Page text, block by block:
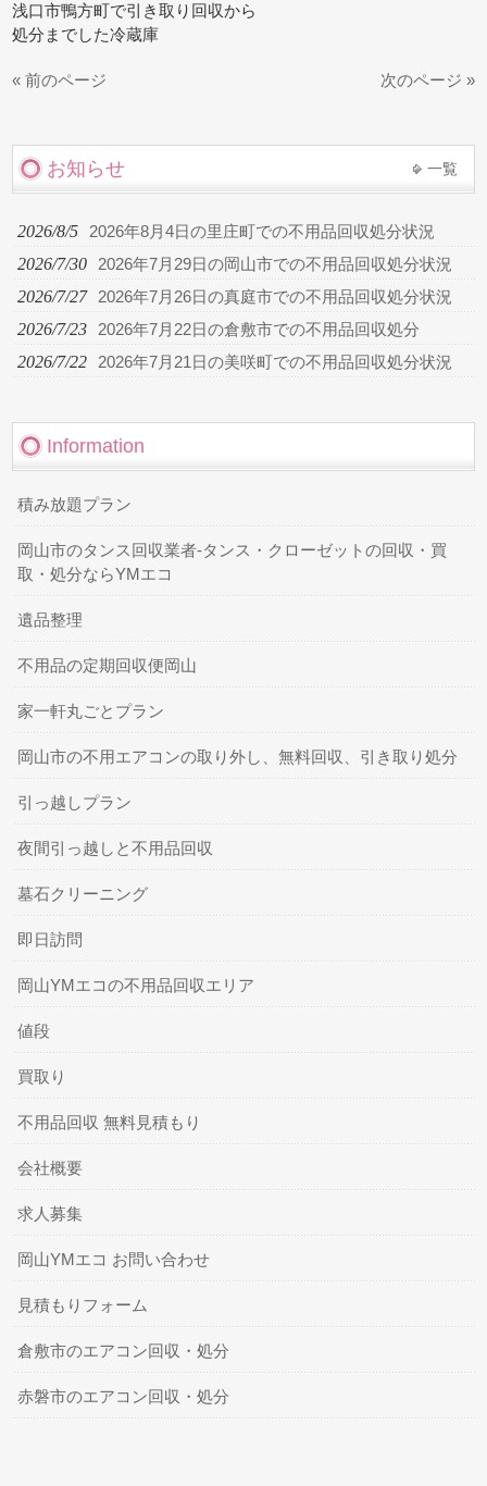
浅口市鴨方町で引き取り回収から
処分までした冷蔵庫
« 前のページ 次のページ »
お知らせ 一覧
2026/8/5 2026年8月4日の里庄町での不用品回収処分状況
2026/7/30 2026年7月29日の岡山市での不用品回収処分状況
2026/7/27 2026年7月26日の真庭市での不用品回収処分状況
2026/7/23 2026年7月22日の倉敷市での不用品回収処分
2026/7/22 2026年7月21日の美咲町での不用品回収処分状況
Information
積み放題プラン
岡山市のタンス回収業者-タンス・クローゼットの回収・買
取・処分ならYMエコ
遺品整理
不用品の定期回収便岡山
家一軒丸ごとプラン
岡山市の不用エアコンの取り外し、無料回収、引き取り処分
引っ越しプラン
夜間引っ越しと不用品回収
墓石クリーニング
即日訪問
岡山YMエコの不用品回収エリア
値段
買取り
不用品回収 無料見積もり
会社概要
求人募集
岡山YMエコ お問い合わせ
見積もりフォーム
倉敷市のエアコン回収・処分
赤磐市のエアコン回収・処分